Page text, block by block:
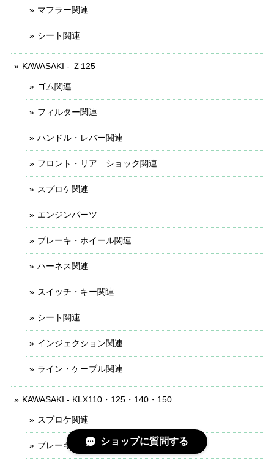
マフラー関連
シート関連
KAWASAKI - Ｚ125
ゴム関連
フィルター関連
ハンドル・レバー関連
フロント・リア ショック関連
スプロケ関連
エンジンパーツ
ブレーキ・ホイール関連
ハーネス関連
スイッチ・キー関連
シート関連
インジェクション関連
ライン・ケーブル関連
KAWASAKI - KLX110・125・140・150
スプロケ関連
ブレーキ・ホイール関連ショップに質問する